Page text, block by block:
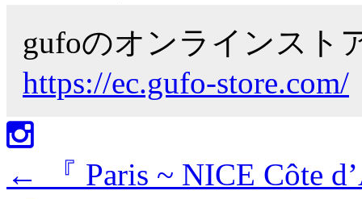
gufoのオンラインスト
https://ec.gufo-store.com/
←
『 Paris ~ NICE Côte